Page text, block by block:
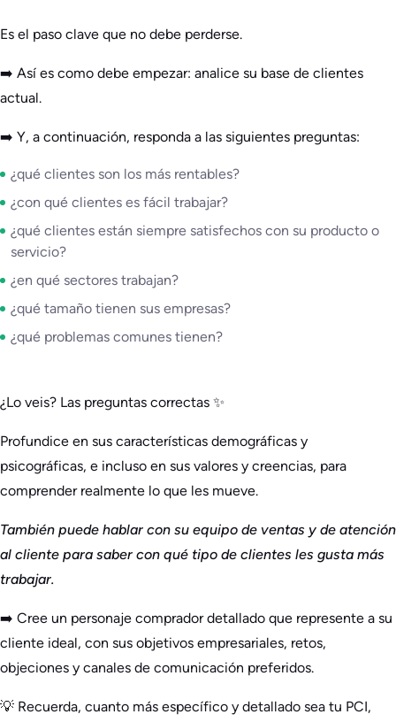
Es el paso clave que no debe perderse.
➡️ Así es como debe empezar: analice su base de clientes
actual.
➡️ Y, a continuación, responda a las siguientes preguntas:
¿qué clientes son los más rentables?
¿con qué clientes es fácil trabajar?
¿qué clientes están siempre satisfechos con su producto o
servicio?
¿en qué sectores trabajan?
¿qué tamaño tienen sus empresas?
¿qué problemas comunes tienen?
¿Lo veis? Las preguntas correctas ✨
Profundice en sus características demográficas y
psicográficas, e incluso en sus valores y creencias, para
comprender realmente lo que les mueve.
También puede hablar con su equipo de ventas y de atención
al cliente para saber con qué tipo de clientes les gusta más
trabajar.
➡️ Cree un personaje comprador detallado que represente a su
cliente ideal, con sus objetivos empresariales, retos,
objeciones y canales de comunicación preferidos.
💡 Recuerda, cuanto más específico y detallado sea tu PCI,